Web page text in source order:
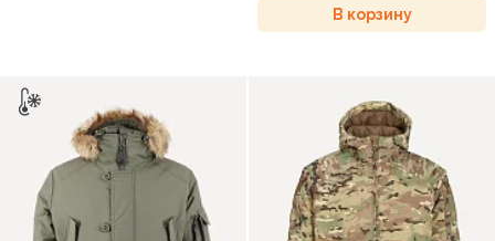
В корзину